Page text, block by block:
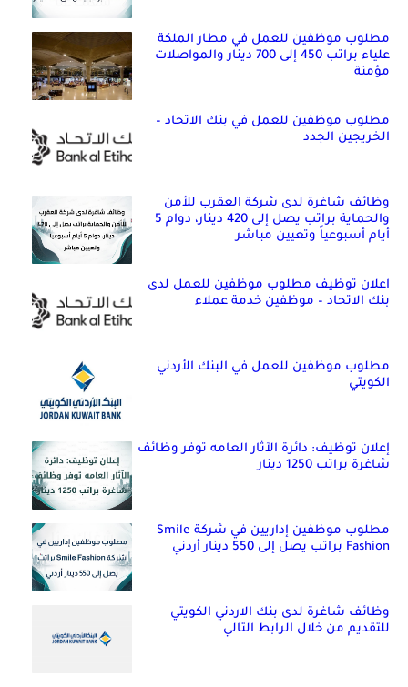
مطلوب موظفين للعمل في مطار الملكة
علياء براتب 450 إلى 700 دينار والمواصلات
مؤمنة
مطلوب موظفين للعمل في بنك الاتحاد –
الخريجين الجدد
وظائف شاغرة لدى شركة العقرب للأمن
والحماية براتب يصل إلى 420 دينار، دوام 5
أيام أسبوعياً وتعيين مباشر
اعلان توظيف مطلوب موظفين للعمل لدى
بنك الاتحاد – موظفين خدمة عملاء
مطلوب موظفين للعمل في البنك الأردني
الكويتي
إعلان توظيف: دائرة الآثار العامه توفر وظائف
شاغرة براتب 1250 دينار
مطلوب موظفين إداريين في شركة Smile
Fashion براتب يصل إلى 550 دينار أردني
وظائف شاغرة لدى بنك الاردني الكويتي
للتقديم من خلال الرابط التالي